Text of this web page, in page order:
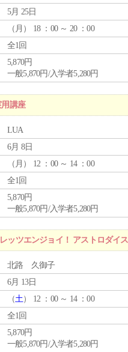
5月 25日
（ 月 ） 18 ：00 ～ 20 ：00
全1回
5,870円
一般5,870円/入学者5,280円
講座
LUA
6月 8日
（ 月 ） 12 ：00 ～ 14 ：00
全1回
5,870円
一般5,870円/入学者5,280円
ッツエンジョイ！ アストロダイ
北路 久御子
6月 13日
（土） 12 ：00 ～ 14 ：00
全1回
5,870円
一般5,870円/入学者5,280円